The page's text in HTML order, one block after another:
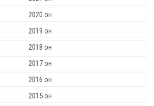
2020 он
2019 он
2018 он
2017 он
2016 он
2015 он